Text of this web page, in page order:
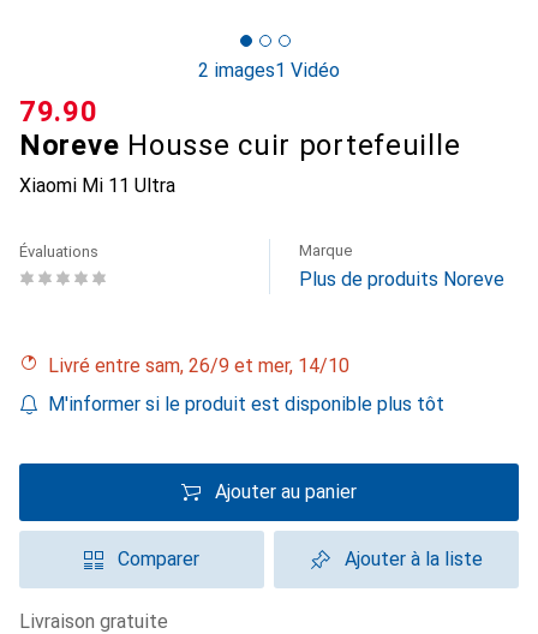
2 images1 Vidéo
Noreve Housse cuir portefeuille
Xiaomi Mi 11 Ultra
CHF
79.90
Évaluations Marque
Plus de produits Noreve
Livré entre sam, 26/9 et mer, 14/10
M'informer si le produit est disponible plus tôt
Ajouter au panier
Comparer Ajouter à la liste
livraison gratuite